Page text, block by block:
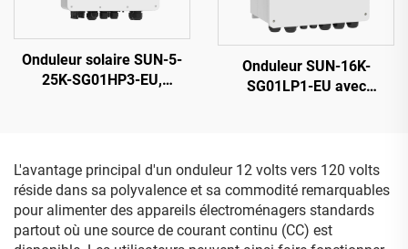
Onduleur solaire SUN-5-
25K-SG01HP3-EU,
1000 V, certifié VDE/CE
Onduleur SUN-16K-
SG01LP1-EU avec
VA, garantie de 5 ans
L'avantage principal d'un onduleur 12 volts vers 120 volts
réside dans sa polyvalence et sa commodité remarquables
pour alimenter des appareils électroménagers standards
partout où une source de courant continu (CC) est